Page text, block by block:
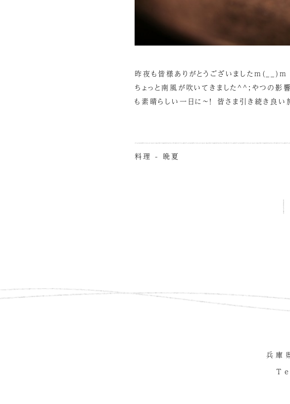
昨夜も皆様ありがとうございましたm(__)m
ちょっと南風が吹いてきました^^;やつの影
も素晴らしい一日に～！ 皆さま引き続き良
料理 - 晩夏
兵庫